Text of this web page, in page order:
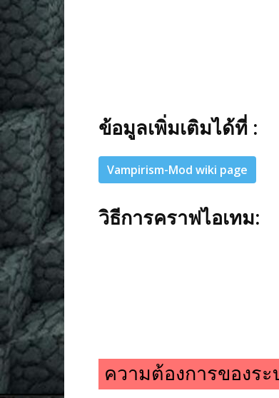
ข้อมูลเพิ่มเติมได้ที่ :
Vampirism-Mod wiki page
วิธีการคราฟไอเทม:
ความต้องการของระ